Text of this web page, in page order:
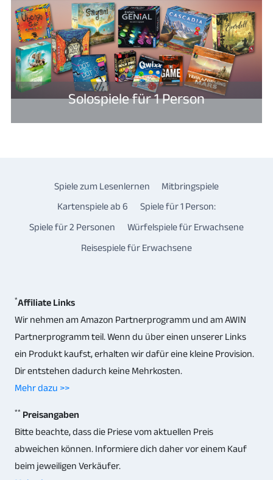
Solospiele für 1 Person
Spiele zum Lesenlernen
Mitbringspiele
Kartenspiele ab 6
Spiele für 1 Person:
Spiele für 2 Personen
Würfelspiele für Erwachsene
Reisespiele für Erwachsene
*Affiliate Links
Wir nehmen am Amazon Partnerprogramm und am AWIN
Partnerprogramm teil. Wenn du über einen unserer Links
ein Produkt kaufst, erhalten wir dafür eine kleine Provision.
Dir entstehen dadurch keine Mehrkosten.
Mehr dazu >>
** Preisangaben
Bitte beachte, dass die Priese vom aktuellen Preis
abweichen können. Informiere dich daher vor einem Kauf
beim jeweiligen Verkäufer.